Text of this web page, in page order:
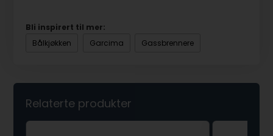
Bli inspirert til mer:
Bålkjøkken
Garcima Gassbrennere
Relaterte produkter